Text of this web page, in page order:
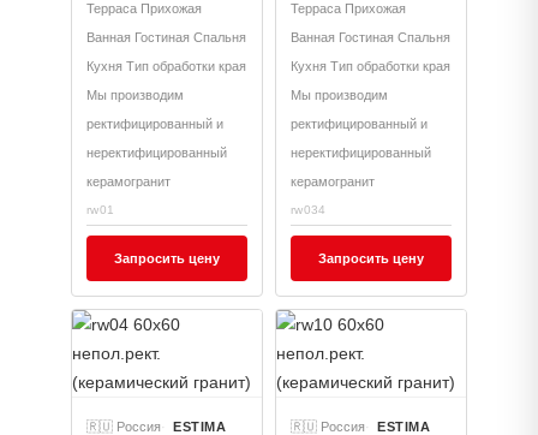
Терраса Прихожая
Ванная Гостиная Спальня
Кухня Тип обработки края
Мы производим
ректифицированный и
неректифицированный
керамогранит
rw01
Запросить цену
Терраса Прихожая
Ванная Гостиная Спальня
Кухня Тип обработки края
Мы производим
ректифицированный и
неректифицированный
керамогранит
rw034
Запросить цену
🇷🇺 Россия ESTIMA 🇷🇺 Россия ESTIMA